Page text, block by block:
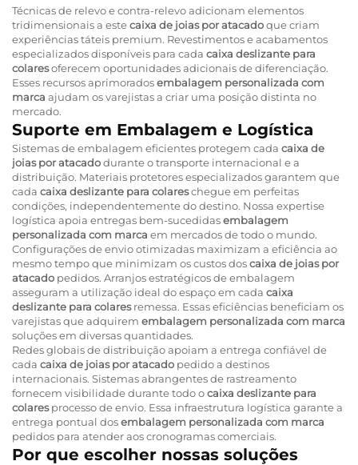
Técnicas de relevo e contra-relevo adicionam elementos
tridimensionais a estecaixa de joias por atacadoque criam
experiências táteis premium. Revestimentos e acabamentos
especializados disponíveis para cada caixa deslizante para
colaresoferecem oportunidades adicionais de diferenciação.
Esses recursos aprimoradosembalagem personalizada com
marca ajudam os varejistas a criar uma posição distinta no
mercado.
Suporte em Embalagem e Logística
Sistemas de embalagem eficientes protegem cada caixa de
joias por atacadodurante o transporte internacional e a
distribuição. Materiais protetores especializados garantem que
cada caixa deslizante para colareschegue em perfeitas
condições, independentemente do destino. Nossa expertise
logística apoia entregas bem-sucedidasembalagem
personalizada com marca em mercados de todo o mundo.
Configurações de envio otimizadas maximizam a eficiência ao
mesmo tempo que minimizam os custos doscaixa de joias por
atacado pedidos. Arranjos estratégicos de embalagem
asseguram a utilização ideal do espaço em cada caixa
deslizante para colaresremessa. Essas eficiências beneficiam os
varejistas que adquirem embalagem personalizada com marca
soluções em diversas quantidades.
Redes globais de distribuição apoiam a entrega confiável de
cada caixa de joias por atacado pedido a destinos
internacionais. Sistemas abrangentes de rastreamento
fornecem visibilidade durante todo ocaixa deslizante para
colaresprocesso de envio. Essa infraestrutura logística garante a
entrega pontual dosembalagem personalizada com marca
pedidos para atender aos cronogramas comerciais.
Por que escolher nossas soluções